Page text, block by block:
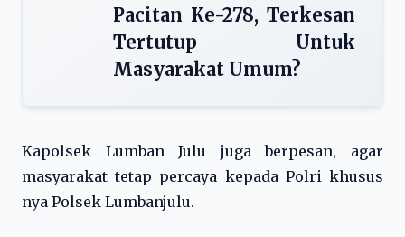
Pacitan Ke-278, Terkesan
Tertutup Untuk
Masyarakat Umum?
Kapolsek Lumban Julu juga berpesan, agar
masyarakat tetap percaya kepada Polri khusus
nya Polsek Lumbanjulu.